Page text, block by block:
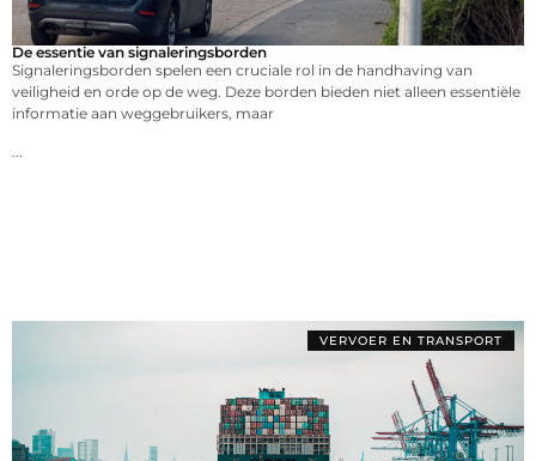
De essentie van signaleringsborden
Signaleringsborden spelen een cruciale rol in de handhaving van
veiligheid en orde op de weg. Deze borden bieden niet alleen essentiële
informatie aan weggebruikers, maar
...
VERVOER EN TRANSPORT